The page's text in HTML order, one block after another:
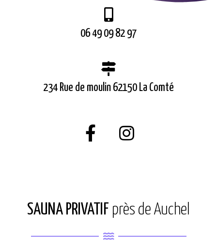
06 49 09 82 97
234 Rue de moulin 62150 La Comté
SAUNA PRIVATIF près de Auchel